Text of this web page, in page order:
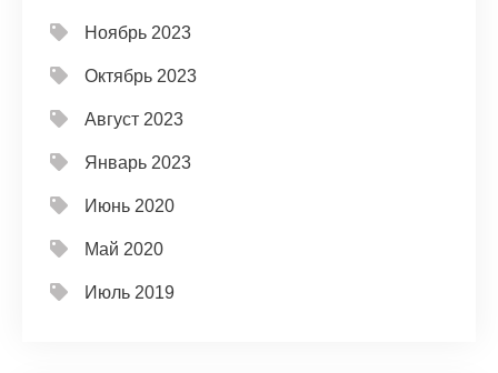
Ноябрь 2023
Октябрь 2023
Август 2023
Январь 2023
Июнь 2020
Май 2020
Июль 2019